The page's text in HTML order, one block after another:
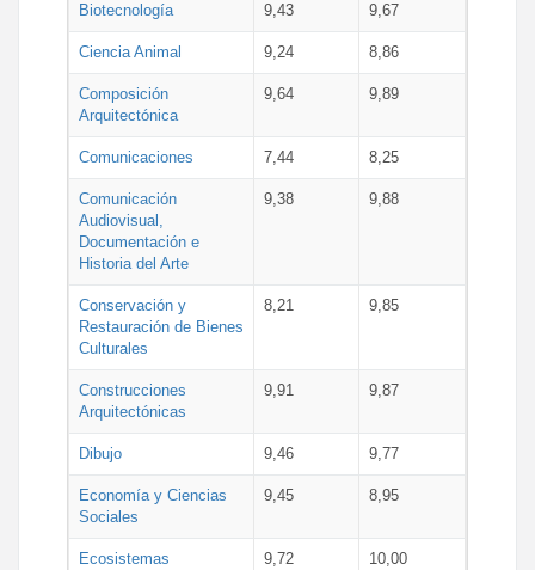
Biotecnología 9,43 9,67
Ciencia Animal 9,24 8,86
Composición
Arquitectónica
9,64 9,89
Comunicaciones 7,44 8,25
Comunicación
Audiovisual,
Documentación e
Historia del Arte
9,38 9,88
Conservación y
Restauración de Bienes
Culturales
8,21 9,85
Construcciones
Arquitectónicas
9,91 9,87
Dibujo 9,46 9,77
Economía y Ciencias
Sociales
9,45 8,95
Ecosistemas
9,72 10,00